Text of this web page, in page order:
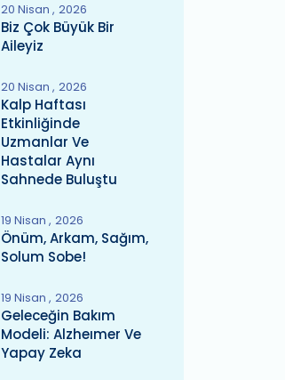
20 Nisan 2026
Biz Çok Büyük Bir
Aileyiz
20 Nisan 2026
Kalp Haftası
Etkinliğinde
Uzmanlar Ve
Hastalar Aynı
Sahnede Buluştu
19 Nisan 2026
Önüm, Arkam, Sağım,
Solum Sobe!
19 Nisan 2026
Geleceğin Bakım
Modeli: Alzheımer Ve
Yapay Zeka